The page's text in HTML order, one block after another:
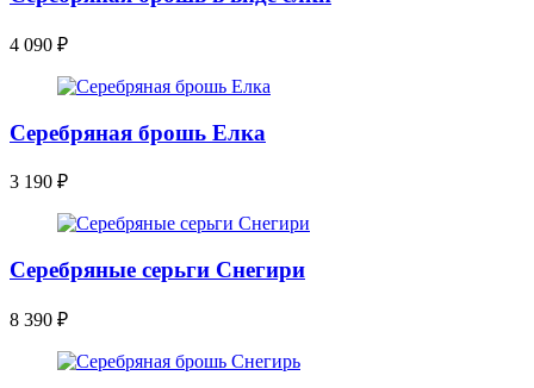
4 090 ₽
Серебряная брошь Елка
3 190 ₽
Серебряные серьги Снегири
8 390 ₽